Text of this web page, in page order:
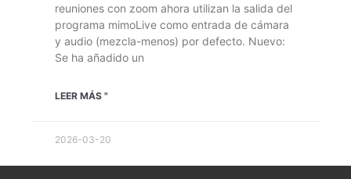
reuniones con zoom ahora utilizan la salida del
programa mimoLive como entrada de cámara
y audio (mezcla-menos) por defecto. Nuevo:
Se ha añadido un
LEER MÁS "
2026-03-20